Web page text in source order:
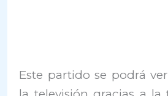
Este partido se podrá